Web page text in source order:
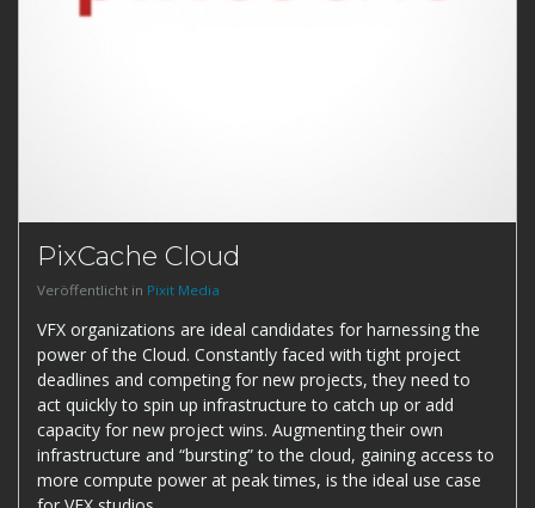
PixCache Cloud
Veröffentlicht in Pixit Media
VFX organizations are ideal candidates for harnessing the
power of the Cloud. Constantly faced with tight project
deadlines and competing for new projects, they need to
act quickly to spin up infrastructure to catch up or add
capacity for new project wins. Augmenting their own
infrastructure and “bursting” to the cloud, gaining access to
more compute power at peak times, is the ideal use case